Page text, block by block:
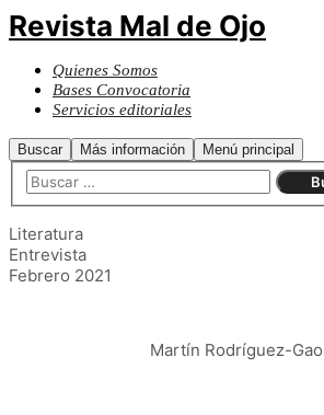
Revista Mal de Ojo
Quienes Somos
Bases Convocatoria
Servicios editoriales
Buscar Más información Menú principal
Literatura
Entrevista
Febrero 2021
Martín Rodríguez-